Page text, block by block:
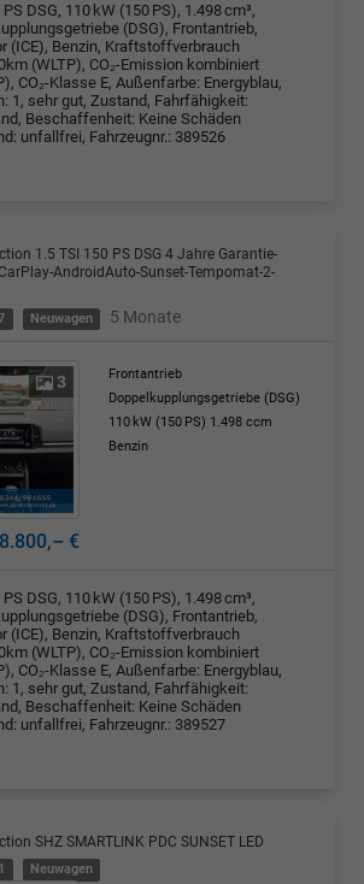
DSG, 110 kW (150 PS), 1.498 cm³,
(DSG), Frontantrieb,
(ICE), Benzin, Kraftstoffverbrauch
(WLTP), CO₂-Emission kombiniert
CO₂-Klasse E, Außenfarbe: Energyblau,
1, sehr gut, Zustand, Fahrfähigkeit:
Beschaffenheit: Keine Schäden
unfallfrei, Fahrzeugnr.: 389526
1.5 TSI 150 PS DSG 4 Jahre Garantie-
AndroidAuto-Sunset-Tempomat-2-
Neuwagen 5 Monate
3
Frontantrieb
Doppelkupplungsgetriebe (DSG)
110 kW (150 PS) 1.498 ccm
Benzin
€
DSG, 110 kW (150 PS), 1.498 cm³,
(DSG), Frontantrieb,
(ICE), Benzin, Kraftstoffverbrauch
(WLTP), CO₂-Emission kombiniert
CO₂-Klasse E, Außenfarbe: Energyblau,
1, sehr gut, Zustand, Fahrfähigkeit:
Beschaffenheit: Keine Schäden
unfallfrei, Fahrzeugnr.: 389527
SHZ SMARTLINK PDC SUNSET LED
Neuwagen